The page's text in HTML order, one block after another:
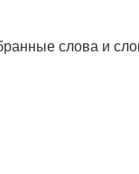
слова и